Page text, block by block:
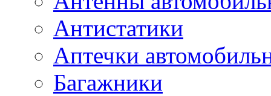
Антистатики
Аптечки
Багажники